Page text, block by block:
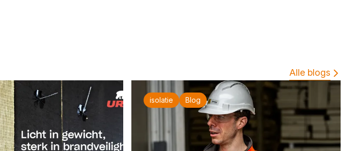
Alle blogs
isolatie Blog